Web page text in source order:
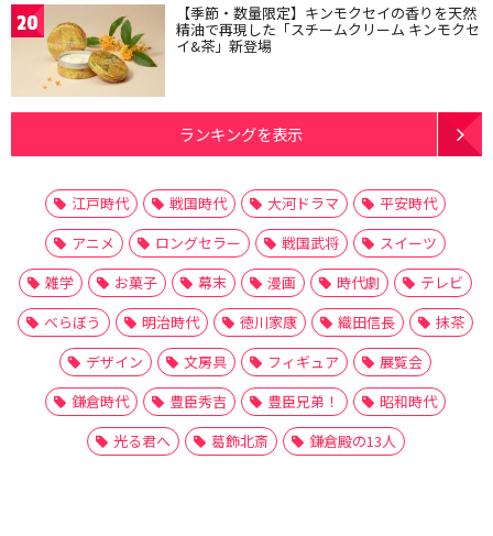
20 【季節・数量限定】キンモクセイの香りを天然
精油で再現した「スチームクリーム キンモクセ
イ&茶」新登場
ランキングを表示
江戸時代 戦国時代 大河ドラマ
平安時代
アニメ
ロングセラー 戦国武将
スイーツ
雑学
お菓子 幕末 漫画 時代劇
テレビ
べらぼう
明治時代 徳川家康 織田信長
抹茶
デザイン
文房具 フィギュア
展覧会
鎌倉時代
豊臣秀吉 豊臣兄弟！
昭和時代
光る君へ
葛飾北斎 鎌倉殿の13人